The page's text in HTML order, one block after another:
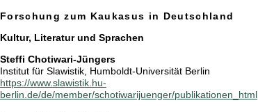
Forschung zum Kaukasus in Deutschland
Kultur, Literatur und Sprachen
Steffi Chotiwari-Jüngers
Institut für Slawistik, Humboldt-Universität Berlin
https://www.slawistik.hu-
berlin.de/de/member/schotiwarijuenger/publikationen_html